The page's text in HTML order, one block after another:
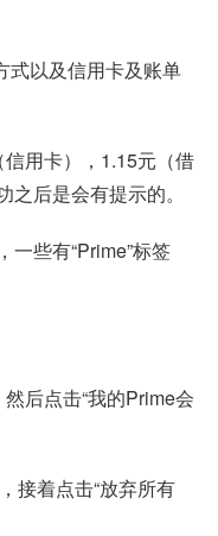
式以及信用卡及账单
用卡），1.15元（借
后是会有提示的。
一些有“Prime”标签
后点击“我的Prime会
接着点击“放弃所有